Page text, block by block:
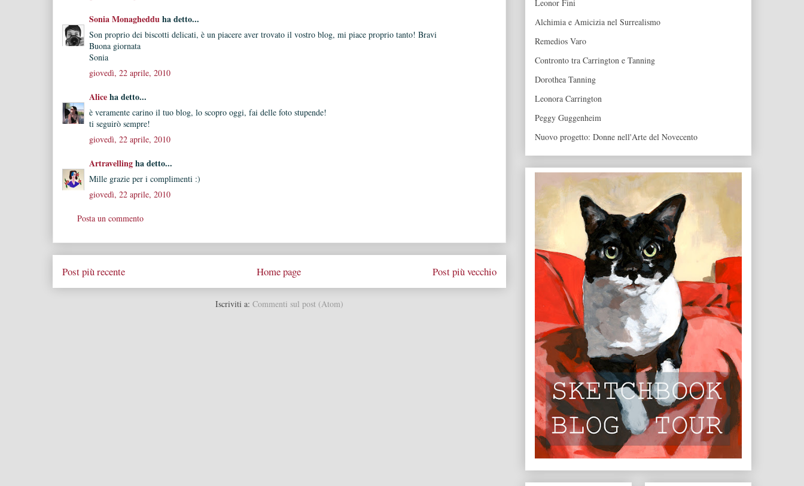
Sonia Monaghedduha detto...
Son proprio dei biscotti delicati, è un piacere aver trovato il vostro blog, mi piace proprio tanto! Bravi
Buona giornata
Sonia
giovedì, 22 aprile, 2010
Aliceha detto...
è veramente carino il tuo blog, lo scopro oggi, fai delle foto stupende!
ti seguirò sempre!
giovedì, 22 aprile, 2010
Artravellingha detto...
Mille grazie per i complimenti :)
giovedì, 22 aprile, 2010
Posta un commento
Post più recente Post più vecchio
Home page
Iscriviti a: Commenti sul post (Atom)
Leonor Fini
Alchimia e Amicizia nel Surrealismo
Remedios Varo
Contronto tra Carrington e Tanning
Dorothea Tanning
Leonora Carrington
Peggy Guggenheim
Nuovo progetto: Donne nell'Arte del Novecento